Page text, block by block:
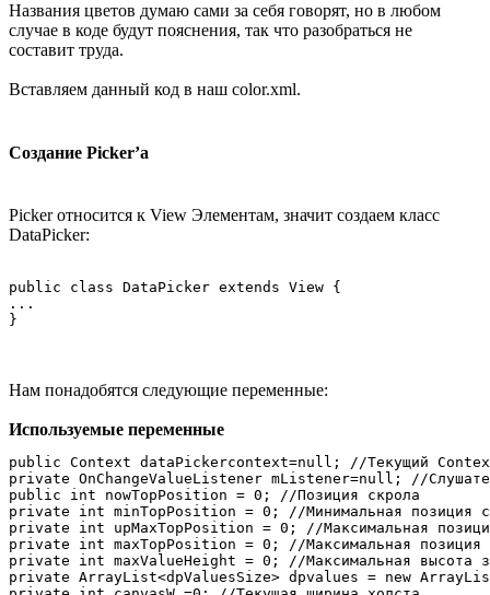
Названия цветов думаю сами за себя говорят, но в любом
случае в коде будут пояснения, так что разобраться не
составит труда.
Вставляем данный код в наш color.xml.
Создание Picker’а
Picker относится к View Элементам, значит создаем класс
DataPicker:
public class DataPicker extends View {
...
Нам понадобятся следующие переменные:
Используемые переменные
public Context dataPickercontext=null; //Текущий
private OnChangeValueListener mListener=null; //
public int nowTopPosition = 0; //Позиция скрола
private int minTopPosition = 0; //Минимальная позиция
private int upMaxTopPosition = 0; //Максимальная
private int maxTopPosition = 0; //Максимальная позиция
private int maxValueHeight = 0; //Максимальная высота
private ArrayList<dpValuesSize> dpvalues = new